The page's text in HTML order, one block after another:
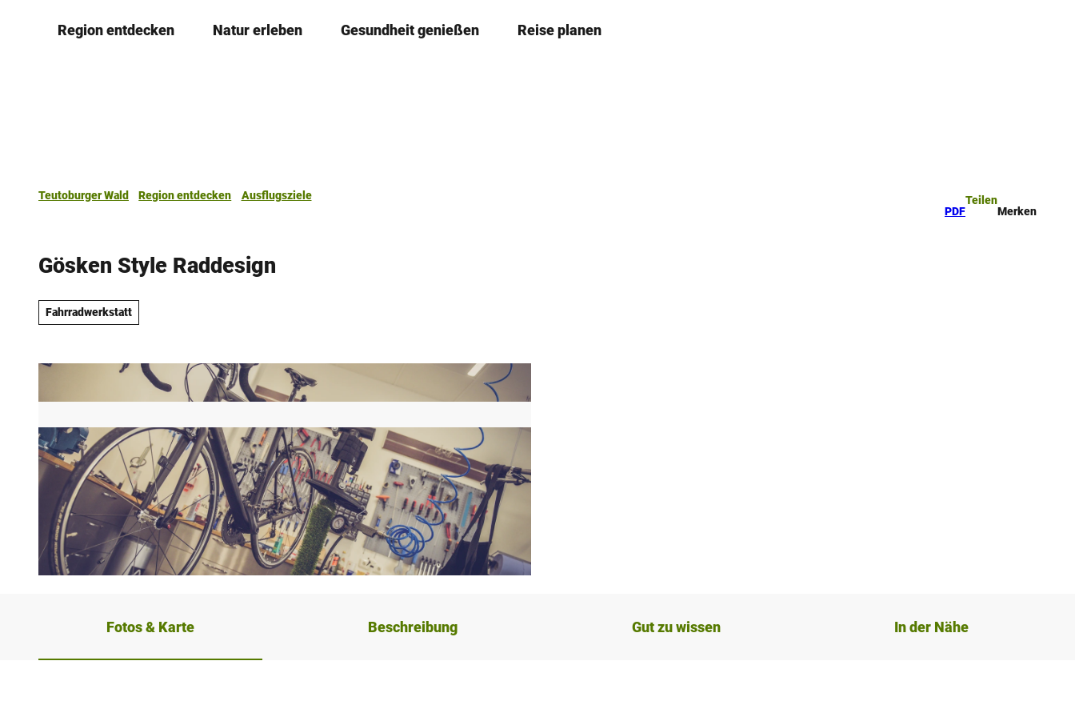
Region entdecken Natur erleben Gesundheit genießen Reise planen
Teutoburger Wald Region entdecken
Ausflugsziele
PDF
Teilen
Merken
Gösken Style Raddesign
Fahrradwerkstatt
Fotos & Karte Beschreibung Gut zu wissen In der Nähe